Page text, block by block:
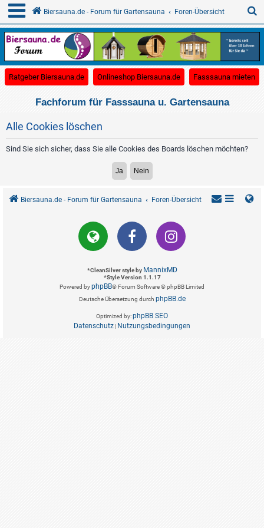
Biersauna.de - Forum für Gartensauna Foren-Übersicht
u
Ratgeber Biersauna.de(Opens a new tab)
Onlineshop Biersauna.de(Opens a new tab)
Fasssauna mieten
Fachforum für Fasssauna u. Gartensauna
Alle Cookies löschen
Sind Sie sich sicher, dass Sie alle Cookies des Boards löschen möchten?
Biersauna.de - Forum für Gartensauna Foren-Übersicht
*CleanSilver style by MannixMD
*Style Version 1.1.17
Powered byphpBB® Forum Software © phpBB Limited
Deutsche Übersetzung durch phpBB.de
Optimized by:phpBB SEO
Datenschutz | Nutzungsbedingungen